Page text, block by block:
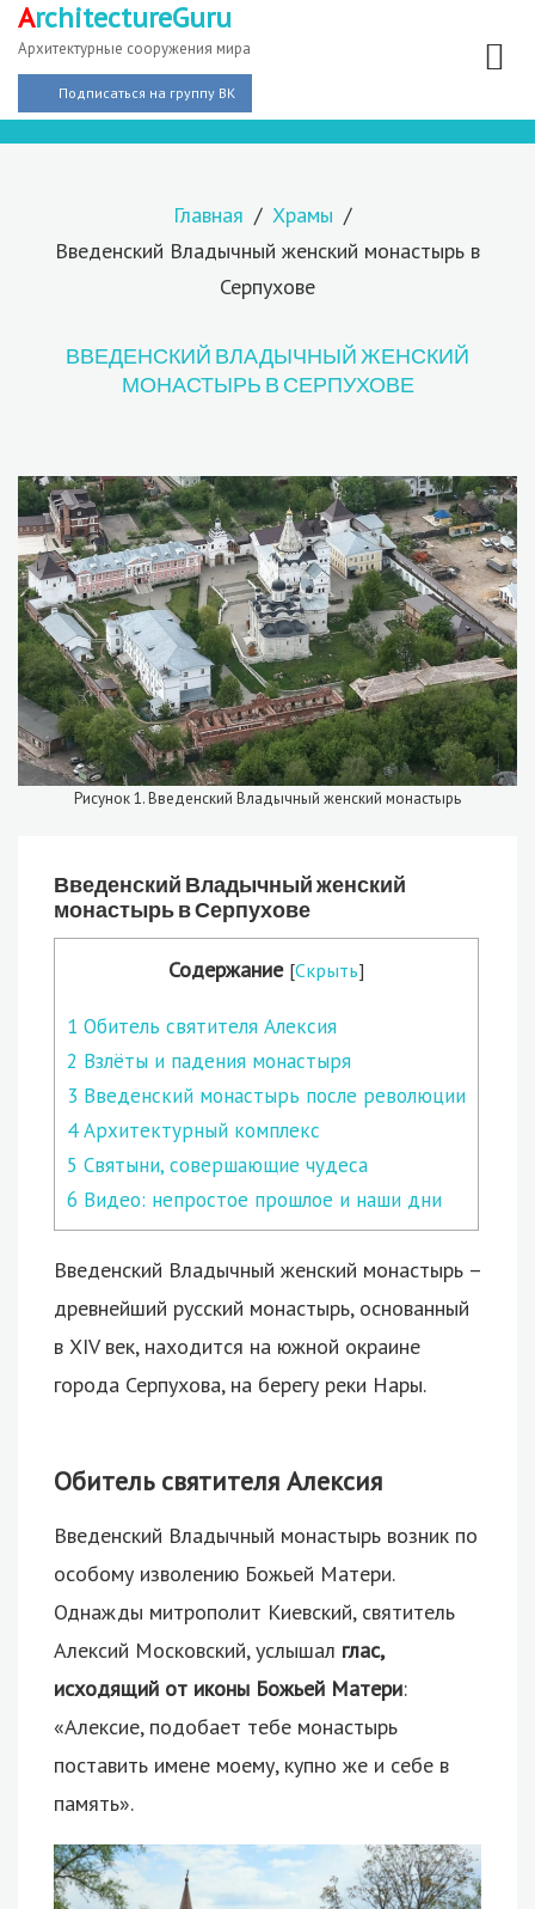
ArchitectureGuru
Архитектурные сооружения мира
Подписаться на группу ВК
Главная
Храмы
Введенский Владычный женский монастырь в
Серпухове
ВВЕДЕНСКИЙ ВЛАДЫЧНЫЙ ЖЕНСКИЙ
МОНАСТЫРЬ В СЕРПУХОВЕ
Рисунок 1. Введенский Владычный женский монастырь
Введенский Владычный женский
монастырь в Серпухове
Содержание [Скрыть]
1 Обитель святителя Алексия
2 Взлёты и падения монастыря
3 Введенский монастырь после революции
4Архитектурный комплекс
5 Святыни, совершающие чудеса
6 Видео: непростое прошлое и наши дни
Введенский Владычный женский монастырь –
древнейший русский монастырь, основанный
в XIV век, находится на южной окраине
города Серпухова, на берегу реки Нары.
Обитель святителя Алексия
Введенский Владычный монастырь возник по
особому изволению Божьей Матери.
Однажды митрополит Киевский, святитель
Алексий Московский, услышал глас,
исходящий от иконы Божьей Матери:
«Алексие, подобает тебе монастырь
поставить имене моему, купно же и себе в
память».